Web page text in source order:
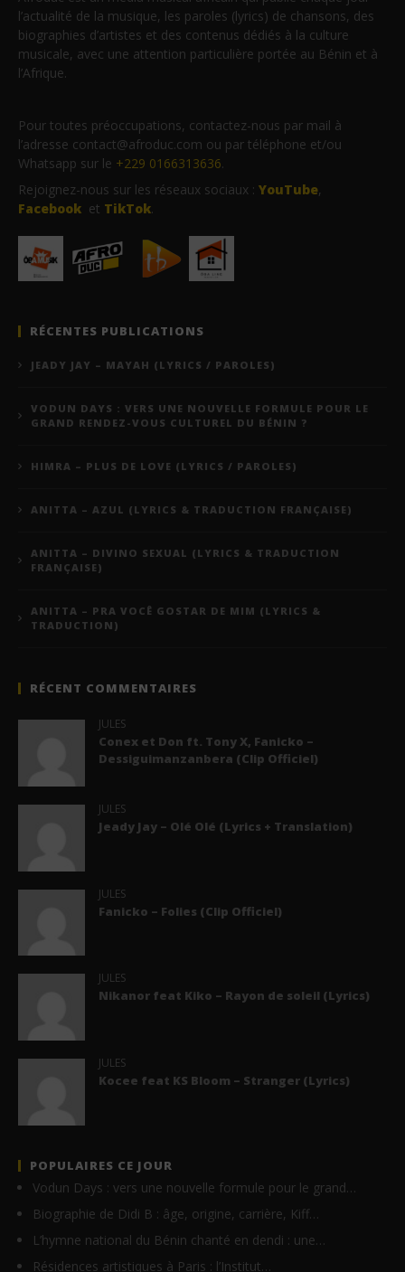
l’actualité de la musique, les paroles (lyrics) de chansons, des
biographies d’artistes et des contenus dédiés à la culture
musicale, avec une attention particulière portée au Bénin et à
l’Afrique.
Pour toutes préoccupations, contactez-nous par mail à
l’adresse contact@afroduc.com ou par téléphone et/ou
Whatsapp sur le +229 0166313636.
Rejoignez-nous sur les réseaux sociaux : YouTube,
Facebook et TikTok.
RÉCENTES PUBLICATIONS
JEADY JAY – MAYAH (LYRICS / PAROLES)
VODUN DAYS : VERS UNE NOUVELLE FORMULE POUR LE
GRAND RENDEZ-VOUS CULTUREL DU BÉNIN ?
HIMRA – PLUS DE LOVE (LYRICS / PAROLES)
ANITTA – AZUL (LYRICS & TRADUCTION FRANÇAISE)
ANITTA – DIVINO SEXUAL (LYRICS & TRADUCTION
FRANÇAISE)
ANITTA – PRA VOCÊ GOSTAR DE MIM (LYRICS &
TRADUCTION)
RÉCENT COMMENTAIRES
JULES
Conex et Don ft. Tony X, Fanicko –
Dessiguimanzanbera (Clip Officiel)
JULES
Jeady Jay – Olé Olé (Lyrics + Translation)
JULES
Fanicko – Folies (Clip Officiel)
JULES
Nikanor feat Kiko – Rayon de soleil (Lyrics)
JULES
Kocee feat KS Bloom – Stranger (Lyrics)
POPULAIRES CE JOUR
Vodun Days : vers une nouvelle formule pour le grand…
Biographie de Didi B : âge, origine, carrière, Kiff…
L’hymne national du Bénin chanté en dendi : une…
Résidences artistiques à Paris : l’Institut…